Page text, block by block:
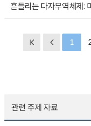
흔들리는 다자무역체제:
1
관련 주제 자료